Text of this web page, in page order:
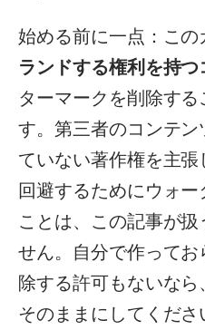
始める前に一点：この
ランドする権利を持
ターマークを削除す
す。第三者のコンテ
ていない著作権を主
回避するためにウォ
ことは、この記事が
せん。自分で作って
除する許可もないな
そのままにしてくだ